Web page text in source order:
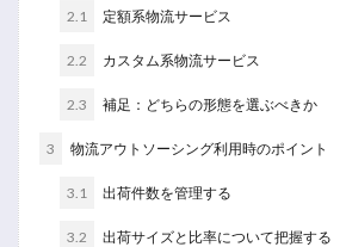
2.1 定額系物流サービス
2.2 カスタム系物流サービス
2.3 補足：どちらの形態を選ぶべきか
3 物流アウトソーシング利用時のポイント
3.1 出荷件数を管理する
3.2 出荷サイズと比率について把握する